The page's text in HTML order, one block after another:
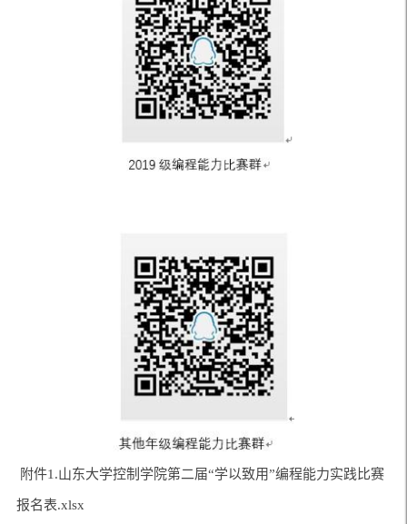
附件1.山东大学控制学院第二届“学以致用”编程能力实践比赛
报名表.xlsx